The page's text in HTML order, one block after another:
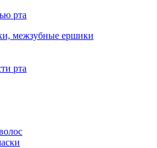
рта
межзубные ершики
рта